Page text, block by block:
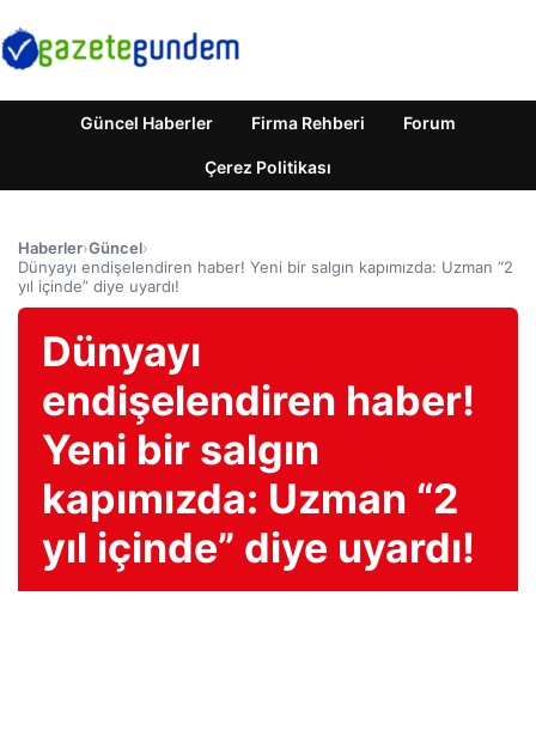
Güncel Haberler Firma Rehberi Forum
Çerez Politikası
Haberler›Güncel›
Dünyayı endişelendiren haber! Yeni bir salgın kapımızda: Uzman “2
yıl içinde” diye uyardı!
Dünyayı
endişelendiren haber!
Yeni bir salgın
kapımızda: Uzman “2
yıl içinde” diye uyardı!